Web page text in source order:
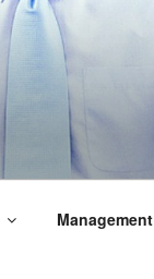
Management